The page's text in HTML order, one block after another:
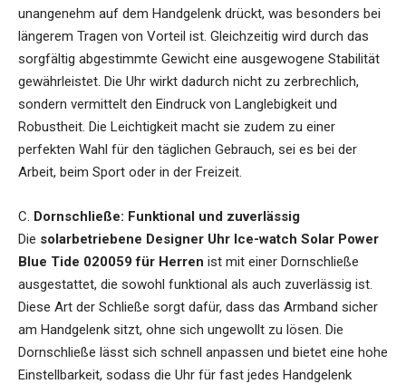
unangenehm auf dem Handgelenk drückt, was besonders bei
längerem Tragen von Vorteil ist. Gleichzeitig wird durch das
sorgfältig abgestimmte Gewicht eine ausgewogene Stabilität
gewährleistet. Die Uhr wirkt dadurch nicht zu zerbrechlich,
sondern vermittelt den Eindruck von Langlebigkeit und
Robustheit. Die Leichtigkeit macht sie zudem zu einer
perfekten Wahl für den täglichen Gebrauch, sei es bei der
Arbeit, beim Sport oder in der Freizeit.
C. Dornschließe: Funktional und zuverlässig
Die solarbetriebene Designer Uhr Ice-watch Solar Power
Blue Tide 020059 für Herren ist mit einer Dornschließe
ausgestattet, die sowohl funktional als auch zuverlässig ist.
Diese Art der Schließe sorgt dafür, dass das Armband sicher
am Handgelenk sitzt, ohne sich ungewollt zu lösen. Die
Dornschließe lässt sich schnell anpassen und bietet eine hohe
Einstellbarkeit, sodass die Uhr für fast jedes Handgelenk